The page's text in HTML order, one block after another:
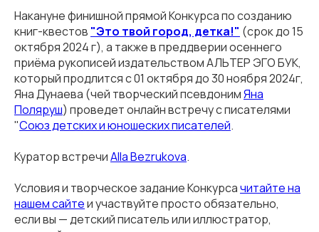
Накануне финишной прямой Конкурса по созданию
книг-квестов "Это твой город, детка!" (срок до 15
октября 2024 г), а также в преддверии осеннего
приёма рукописей издательством АЛЬТЕР ЭГО БУК,
который продлится с 01 октября до 30 ноября 2024г,
Яна Дунаева (чей творческий псевдонимЯна
Поляруш) проведет онлайн встречу с писателями
"Союз детских и юношеских писателей.
Куратор встречиAlla Bezrukova.
Условия и творческое задание Конкурсачитайте на
нашем сайтеи участвуйте просто обязательно,
если вы — детский писатель или иллюстратор,